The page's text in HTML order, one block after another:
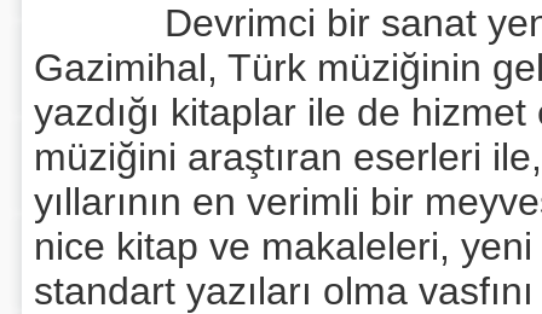
Devrimci bir sanat
Gazimihal, Türk müziğinin
yazdığı kitaplar ile de
müziğini araştıran eserleri
yıllarının en verimli bir
nice kitap ve makaleleri, yeni
standart yazıları olma